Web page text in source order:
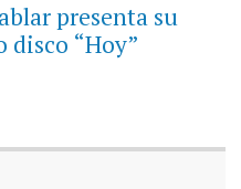
presenta su
disco “Hoy”